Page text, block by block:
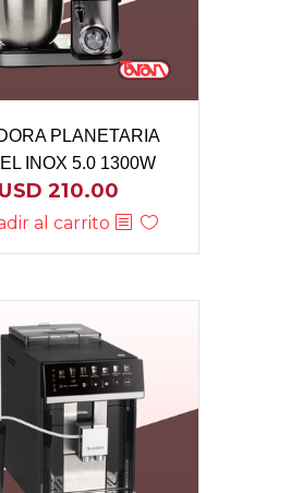
PLANETARIA
INOX 5.0 1300W
USD210.00
al carrito